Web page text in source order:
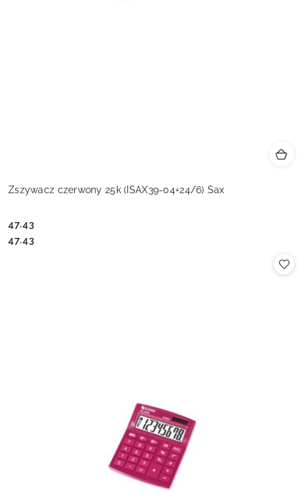
Zszywacz czerwony 25k (ISAX39-04+24/6) Sax
Cena:
47.43
Cena:
47.43